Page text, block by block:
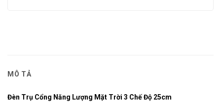
MÔ TẢ
Đèn Trụ Cổng Năng Lượng Mặt Trời 3 Chế Độ 25cm